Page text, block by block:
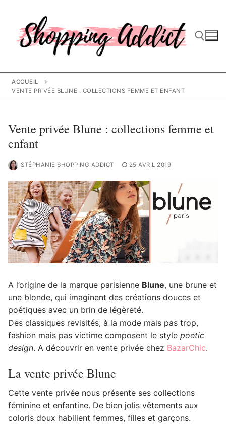
contenu
ACCUEIL
VENTE PRIVÉE BLUNE : COLLECTIONS FEMME ET ENFANT
Vente privée Blune : collections femme et
enfant
STÉPHANIE SHOPPING ADDICT 25 AVRIL 2019
A l’origine de la marque parisienne Blune, une brune et
une blonde, qui imaginent des créations douces et
poétiques avec un brin de légèreté.
Des classiques revisités, à la mode mais pas trop,
fashion mais pas victime composent le style poetic
design. A découvrir en vente privée chez BazarChic.
La vente privée Blune
Cette vente privée nous présente ses collections
féminine et enfantine. De bien jolis vêtements aux
coloris doux habillent femmes, filles et garçons.